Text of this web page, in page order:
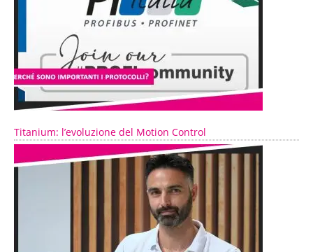
Titanium: l’evoluzione del Motion Control